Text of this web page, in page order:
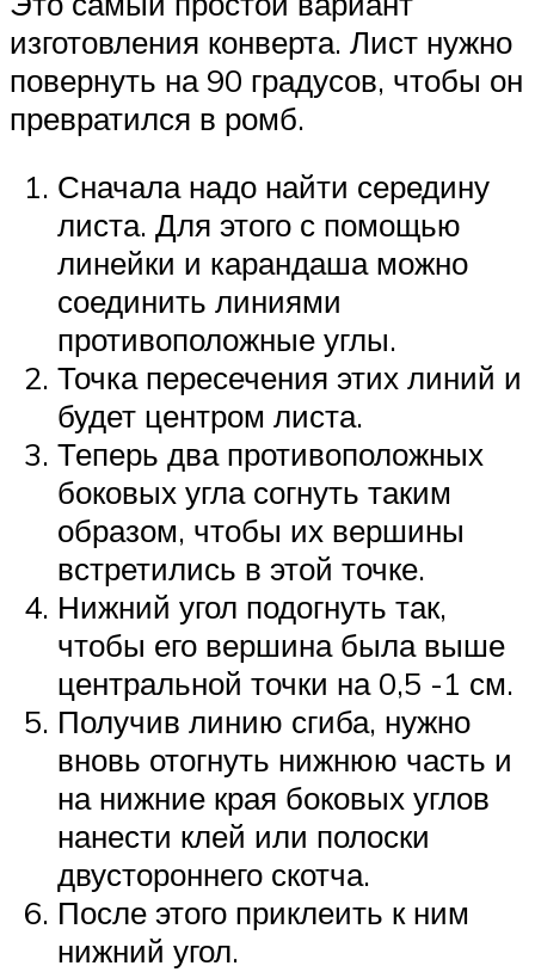
изготовления конверта. Лист нужно
повернуть на 90 градусов, чтобы он
превратился в ромб.
Сначала надо найти середину
листа. Для этого с помощью
линейки и карандаша можно
соединить линиями
противоположные углы.
Точка пересечения этих линий и
будет центром листа.
Теперь два противоположных
боковых угла согнуть таким
образом, чтобы их вершины
встретились в этой точке.
Нижний угол подогнуть так,
чтобы его вершина была выше
центральной точки на 0,5 -1 см.
Получив линию сгиба, нужно
вновь отогнуть нижнюю часть и
на нижние края боковых углов
нанести клей или полоски
двустороннего скотча.
После этого приклеить к ним
нижний угол.